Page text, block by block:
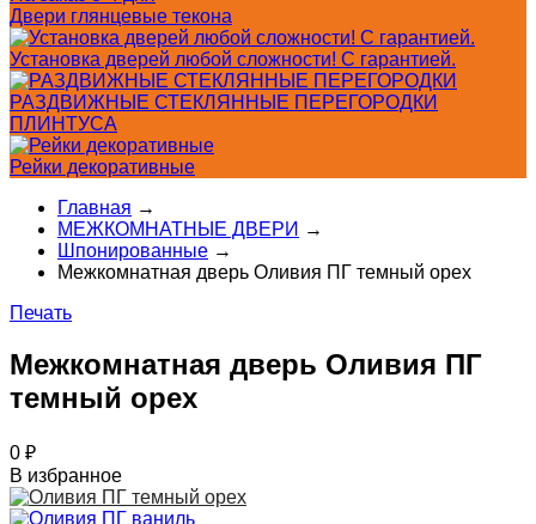
Двери глянцевые текона
Установка дверей любой сложности! С гарантией.
РАЗДВИЖНЫЕ СТЕКЛЯННЫЕ ПЕРЕГОРОДКИ
ПЛИНТУСА
Рейки декоративные
Главная →
МЕЖКОМНАТНЫЕ ДВЕРИ →
Шпонированные →
Межкомнатная дверь Оливия ПГ темный орех
Печать
Межкомнатная дверь Оливия ПГ
темный орех
0 ₽
В избранное